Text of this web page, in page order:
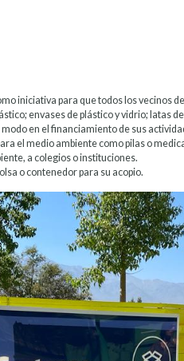
iniciativa para que todos los vecinos
envases de plástico y vidrio; latas
en el financiamiento de sus
el medio ambiente como pilas o
a colegios o instituciones.
o contenedor para su acopio.